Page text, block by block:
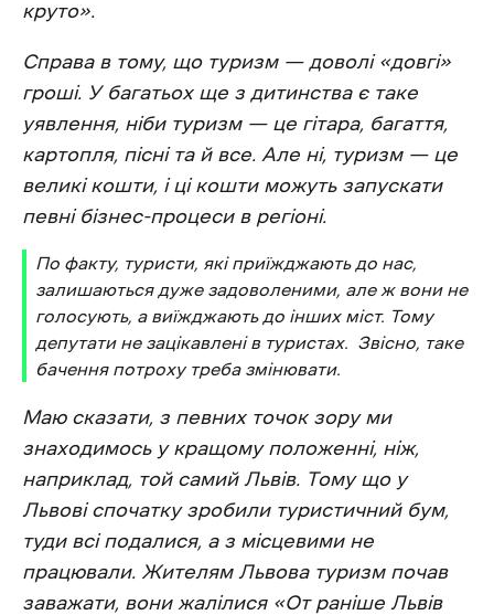
круто».
Справа в тому, що туризм — доволі «довгі»
гроші. У багатьох ще з дитинства є таке
уявлення, ніби туризм — це гітара, багаття,
картопля, пісні та й все. Але ні, туризм — це
великі кошти, і ці кошти можуть запускати
певні бізнес-процеси в регіоні.
По факту, туристи, які приїжджають до нас,
залишаються дуже задоволеними, але ж вони не
голосують, а виїжджають до інших міст. Тому
депутати не зацікавлені в туристах. Звісно, таке
бачення потроху треба змінювати.
Маю сказати, з певних точок зору ми
знаходимось у кращому положенні, ніж,
наприклад, той самий Львів. Тому що у
Львові спочатку зробили туристичний бум,
туди всі подалися, а з місцевими не
працювали. Жителям Львова туризм почав
заважати, вони жалілися «От раніше Львів